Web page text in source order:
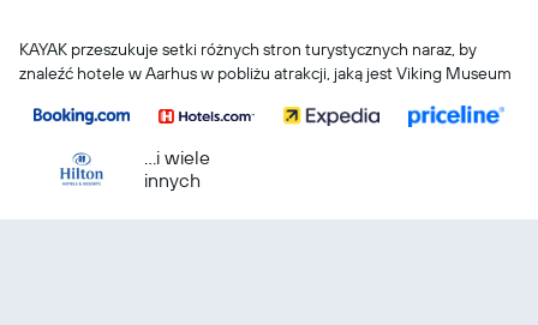
KAYAK przeszukuje setki różnych stron turystycznych naraz, by
znaleźć hotele w Aarhus w pobliżu atrakcji, jaką jest Viking Museum
...i wiele
innych